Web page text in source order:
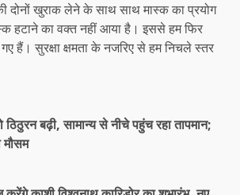
दोनों खुराक लेने के साथ साथ मास्क का प्रयोग
हटाने का वक्त नहीं आया है। इससे हम फि‍र
हैं। सुरक्षा क्षमता के नजरिए से हम निचले स्तर
ठिठुरन बढ़ी, सामान्य से नीचे पहुंच रहा तापमान;